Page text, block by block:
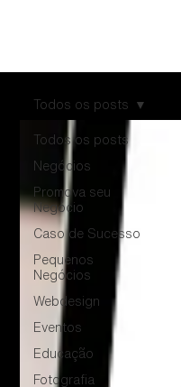
Todos os posts
Negócios
Promova seu
Negócio
Caso de Sucesso
Pequenos
Negócios
Webdesign
Eventos
Educação
Fotografia
Todos os posts